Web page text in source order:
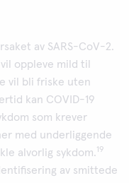
av SARS-CoV-2.
oppleve mild til
vil bli friske uten
kan COVID-19
som krever
med underliggende
alvorlig sykdom.19
av smittede